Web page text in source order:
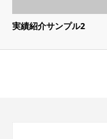
実績紹介サンプル2